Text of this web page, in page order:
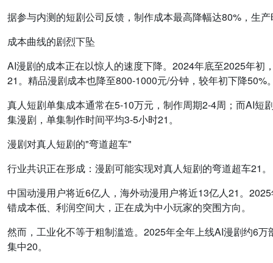
据参与内测的短剧公司反馈，制作成本最高降幅达80%，生
成本曲线的剧烈下坠
AI漫剧的成本正在以惊人的速度下降。2024年底至2025年
21。精品漫剧成本也降至800-1000元/分钟，较年初下降50%
真人短剧单集成本通常在5-10万元，制作周期2-4周；而AI
集漫剧，单集制作时间平均3-5小时21。
漫剧对真人短剧的"弯道超车"
行业共识正在形成：漫剧可能实现对真人短剧的弯道超车21。
中国动漫用户将近6亿人，海外动漫用户将近13亿人21。
错成本低、利润空间大，正在成为中小玩家的突围方向。
然而，工业化不等于粗制滥造。2025年全年上线AI漫剧约6
集中20。